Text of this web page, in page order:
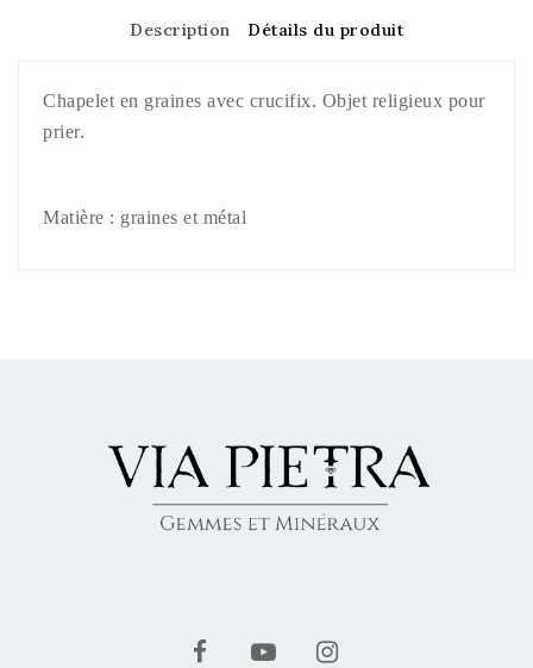
Description Détails du produit
Chapelet en graines avec crucifix. Objet religieux pour
prier.
Matière : graines et métal